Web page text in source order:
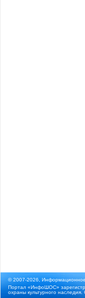
© 2007-2026,
Портал «ИнфоШОС»
охраны культурного